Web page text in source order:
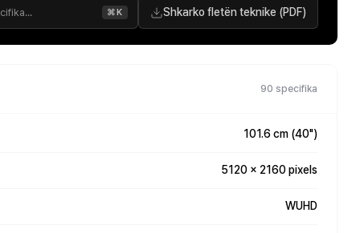
⌘K Shkarko fletën teknike (PDF)
90 specifika
101.6 cm (40")
5120 x 2160 pixels
WUHD